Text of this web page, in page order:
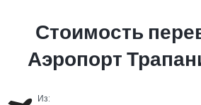
Стоимость
Аэропорт
Из: